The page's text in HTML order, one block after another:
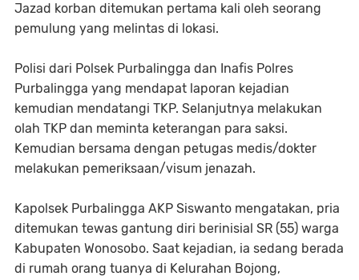
Jazad korban ditemukan pertama kali oleh seorang
pemulung yang melintas di lokasi.
Polisi dari Polsek Purbalingga dan Inafis Polres
Purbalingga yang mendapat laporan kejadian
kemudian mendatangi TKP. Selanjutnya melakukan
olah TKP dan meminta keterangan para saksi.
Kemudian bersama dengan petugas medis/dokter
melakukan pemeriksaan/visum jenazah.
Kapolsek Purbalingga AKP Siswanto mengatakan, pria
ditemukan tewas gantung diri berinisial SR (55) warga
Kabupaten Wonosobo. Saat kejadian, ia sedang berada
di rumah orang tuanya di Kelurahan Bojong,